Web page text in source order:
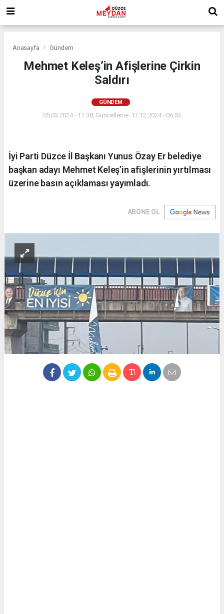
Anasayfa Gündem
Mehmet Keleş’in Afişlerine Çirkin
Saldırı
GÜNDEM
05.03.2024 - 11:38, Güncelleme: 17.12.2024 - 06:53
İyi Parti Düzce İl Başkanı Yunus Özay Er belediye
başkan adayı Mehmet Keleş’in afişlerinin yırtılması
üzerine basın açıklaması yayımladı.
ABONE OL